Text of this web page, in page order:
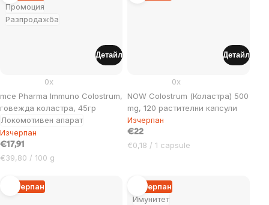
Промоция
Разпродажба
mce Pharma Immuno Colostrum,
говежда коластра, 45гр
Локомотивен апарат
0x
Изчерпан
€17,91
Цена
мярка:
€39,80 / 100 g
Детайл
NOW Colostrum (Коластра) 500
mg, 120 растителни капсули
0x
Изчерпан
€22
Цена
€0,18 / 1 capsule
Детайл
Изчерпан
Имунитет
Изчерпан